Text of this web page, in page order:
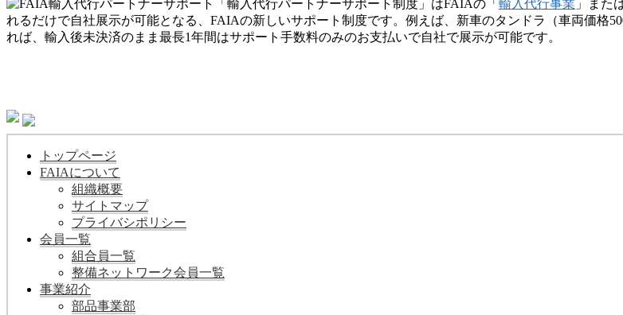
「輸入代行パートナーサポート制度」はFAIAの「 輸入代行事業 」また
れるだけで自社展示が可能となる、FAIAの新しいサポート制度です。例えば、新車のタンドラ（車両価格
れば、輸入後未決済のまま最長1年間はサポート手数料のみのお支払いで自社で展示が可能です。
トップページ
FAIAについて
組織概要
サイトマップ
プライバシポリシー
会員一覧
組合員一覧
整備ネットワーク会員一覧
事業紹介
部品事業部